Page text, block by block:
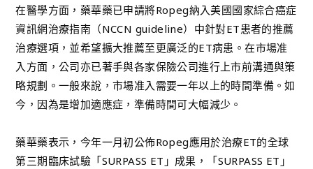
在醫學方面，藥華藥已申請將Ropeg納入美國國家綜合癌症
資訊網治療指南（NCCN guideline）中針對ET患者的推薦
治療選項，並希望擴大推薦至更廣泛的ET病患。在市場准
入方面，公司亦已著手與各家保險公司進行上市前溝通與策
略規劃。一般來說，市場准入需要一年以上的時間準備。如
今，因為是增加適應症，準備時間可大幅減少。
藥華藥表示，今年一月初公佈Ropeg應用於治療ET的全球
第三期臨床試驗「SURPASS ET」成果，「SURPASS ET」